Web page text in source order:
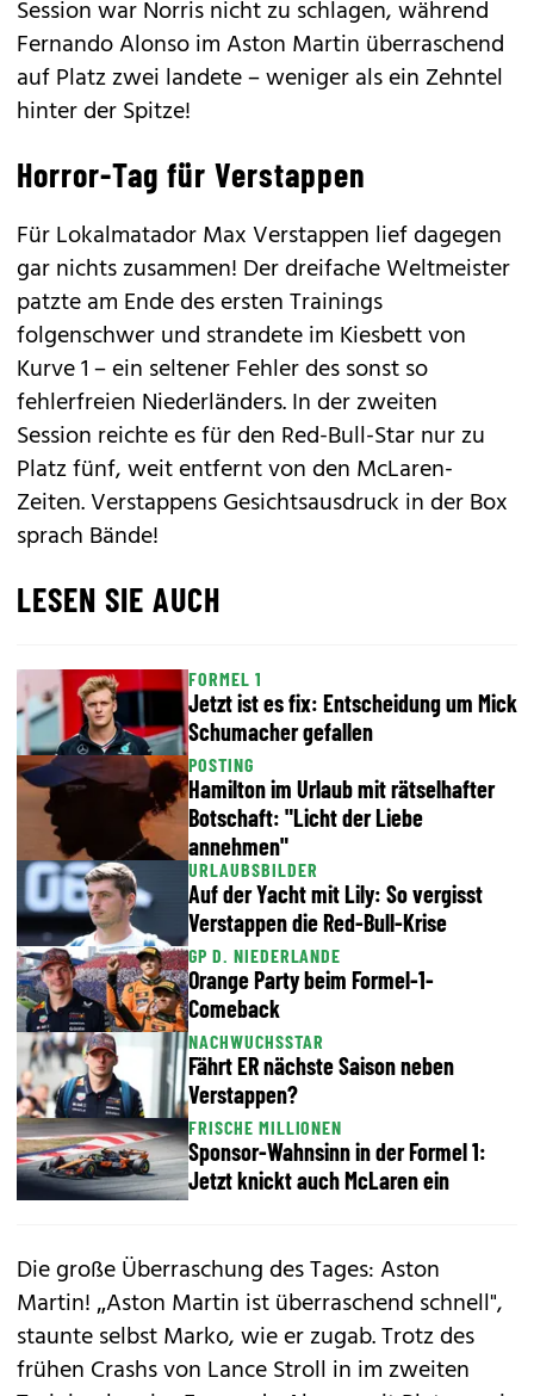
Session war Norris nicht zu schlagen, während
Fernando Alonso im Aston Martin überraschend
auf Platz zwei landete – weniger als ein Zehntel
hinter der Spitze!
Horror-Tag für Verstappen
Für Lokalmatador Max Verstappen lief dagegen
gar nichts zusammen! Der dreifache Weltmeister
patzte am Ende des ersten Trainings
folgenschwer und strandete im Kiesbett von
Kurve 1 – ein seltener Fehler des sonst so
fehlerfreien Niederländers. In der zweiten
Session reichte es für den Red-Bull-Star nur zu
Platz fünf, weit entfernt von den McLaren-
Zeiten. Verstappens Gesichtsausdruck in der Box
sprach Bände!
LESEN SIE AUCH
FORMEL 1
Jetzt ist es fix: Entscheidung um Mick
Schumacher gefallen
POSTING
Hamilton im Urlaub mit rätselhafter
Botschaft: "Licht der Liebe
annehmen"
URLAUBSBILDER
Auf der Yacht mit Lily: So vergisst
Verstappen die Red-Bull-Krise
GP D. NIEDERLANDE
Orange Party beim Formel-1-
Comeback
NACHWUCHSSTAR
Fährt ER nächste Saison neben
Verstappen?
FRISCHE MILLIONEN
Sponsor-Wahnsinn in der Formel 1:
Jetzt knickt auch McLaren ein
Die große Überraschung des Tages: Aston
Martin! „Aston Martin ist überraschend schnell",
staunte selbst Marko, wie er zugab. Trotz des
frühen Crashs von Lance Stroll in im zweiten